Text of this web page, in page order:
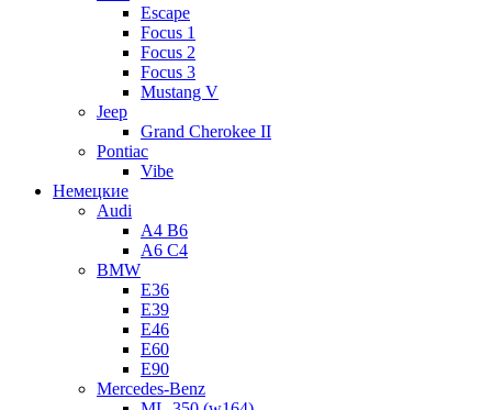
Escape
Focus 1
Focus 2
Focus 3
Mustang V
Jeep
Grand Cherokee II
Pontiac
Vibe
Немецкие
Audi
A4 B6
A6 C4
BMW
E36
E39
E46
E60
E90
Mercedes-Benz